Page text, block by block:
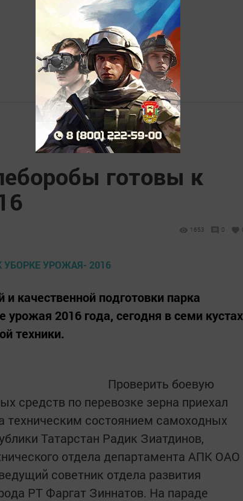
готовы к
1653 0
качественной подготовки парка
2016 года, сегодня в семи кустах
техники.
Проверить боевую
средств по перевозке зерна приехал
техническим состоянием самоходных
Татарстан Радик Зиатдинов,
отдела департамента АПК ОАО
советник отдела развития
РТ Фаргат Зиннатов. На параде